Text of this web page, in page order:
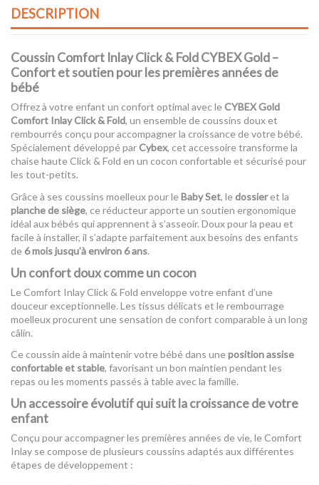
DESCRIPTION
Coussin Comfort Inlay Click & Fold CYBEX Gold –
Confort et soutien pour les premières années de
bébé
Offrez à votre enfant un confort optimal avec leCYBEX Gold
Comfort Inlay Click & Fold, un ensemble de coussins doux et
rembourrés conçu pour accompagner la croissance de votre bébé.
Spécialement développé parCybex, cet accessoire transforme la
chaise haute Click & Fold en un cocon confortable et sécurisé pour
les tout-petits.
Grâce à ses coussins moelleux pour leBaby Set, le dossieret la
planche de siège, ce réducteur apporte un soutien ergonomique
idéal aux bébés qui apprennent à s’asseoir. Doux pour la peau et
facile à installer, il s’adapte parfaitement aux besoins des enfants
de6 mois jusqu’à environ 6 ans.
Un confort doux comme un cocon
Le Comfort Inlay Click & Fold enveloppe votre enfant d’une
douceur exceptionnelle. Les tissus délicats et le rembourrage
moelleux procurent une sensation de confort comparable à un long
câlin.
Ce coussin aide à maintenir votre bébé dans uneposition assise
confortable et stable, favorisant un bon maintien pendant les
repas ou les moments passés à table avec la famille.
Un accessoire évolutif qui suit la croissance de votre
enfant
Conçu pour accompagner les premières années de vie, le Comfort
Inlay se compose de plusieurs coussins adaptés aux différentes
étapes de développement :